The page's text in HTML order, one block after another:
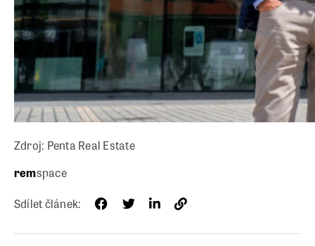
Zdroj: Penta Real Estate
remspace
Sdílet článek: